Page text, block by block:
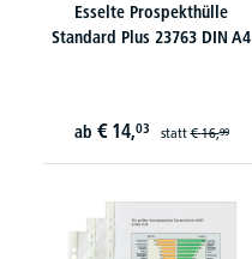
Esselte Prospekthülle
Standard Plus 23763 DIN A4
ab € 14,03 statt€ 16,99